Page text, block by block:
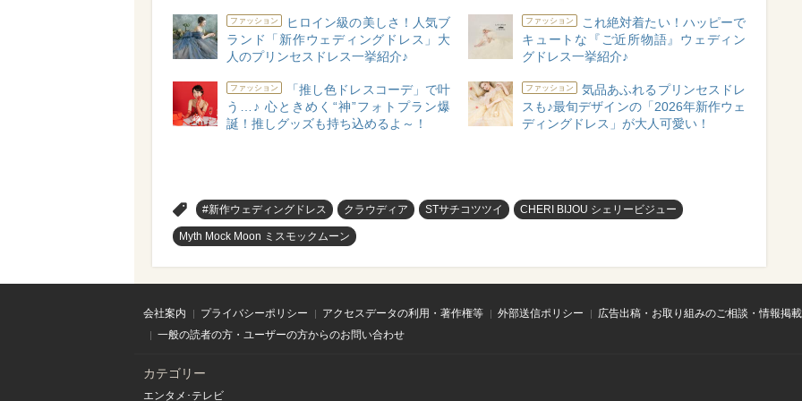
ファッション
ヒロイン級の美しさ！人気ブ
ランド「新作ウェディングドレス」大
人のプリンセスドレス一挙紹介♪
ファッション
これ絶対着たい！ハッピーで
キュートな『ご近所物語』ウェディン
グドレス一挙紹介♪
ファッション
「推し色ドレスコーデ」で叶
う…♪ 心ときめく“神”フォトプラン爆
誕！推しグッズも持ち込めるよ～！
ファッション
気品あふれるプリンセスドレ
スも♪最旬デザインの「2026年新作ウェ
ディングドレス」が大人可愛い！
#新作ウェディングドレス クラウディア STサチコツツイ CHERI BIJOU シェリービジュー
Myth Mock Moon ミスモックムーン
会社案内 プライバシーポリシー アクセスデータの利用・著作権等 外部送信ポリシー
広告出稿・お取り組みのご相談・情報掲
一般の読者の方・ユーザーの方からのお問い合わせ
カテゴリー
エンタメ･テレビ